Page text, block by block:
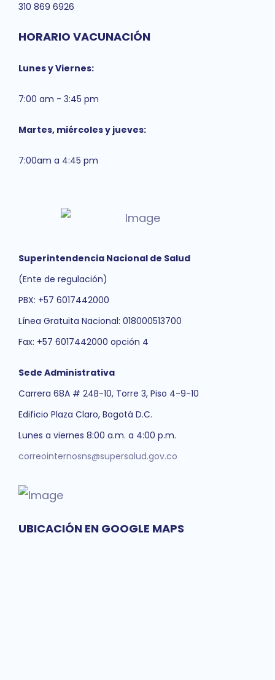
310 869 6926
UBICACIÓN EN GOOGLE MAPS
HORARIO VACUNACIÓN
Lunes y Viernes:
7:00 am - 3:45 pm
Martes, miércoles y jueves:
7:00am a 4:45 pm
Superintendencia Nacional de Salud
(Ente de regulación)
PBX: +57 6017442000
Línea Gratuita Nacional: 018000513700
Fax: +57 6017442000 opción 4
Sede Administrativa
Carrera 68A # 24B-10, Torre 3, Piso 4-9-10
Edificio Plaza Claro, Bogotá D.C.
Lunes a viernes 8:00 a.m. a 4:00 p.m.
correointernosns@supersalud.gov.co